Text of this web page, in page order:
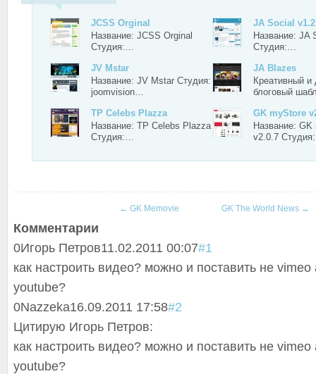
JCSS Orginal
Название: JCSS Orginal
Студия:…
JA Social
Название: JA
Студия:…
JV Mstar
Название: JV Mstar Студия:
joomvision…
JA Blazes
Креативный
блоговый
TP Celebs Plazza
Название: TP Celebs Plazza
Студия:…
GK myStore
Название: GK
v2.0.7
← GK Memovie GK The World News →
Комментарии
0Игорь Петров11.02.2011 00:07#1
как настроить видео? можно и поставить не vimeo
youtube?
0Nazzeka16.09.2011 17:58#2
Цитирую Игорь Петров:
как настроить видео? можно и поставить не vimeo
youtube?